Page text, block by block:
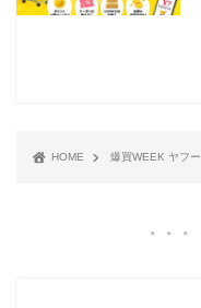
HOME 爆買WEEK ヤフー